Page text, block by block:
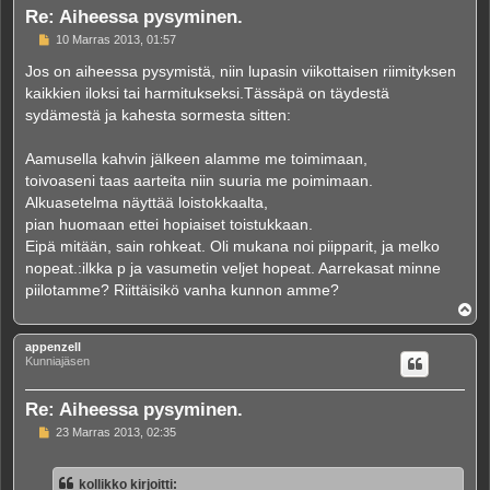
Re: Aiheessa pysyminen.
V
e
t
i
10 Marras 2013, 01:57
Jos on aiheessa pysymistä, niin lupasin viikottaisen riimityksen
kaikkien iloksi tai harmitukseksi.Tässäpä on täydestä
sydämestä ja kahesta sormesta sitten:
Aamusella kahvin jälkeen alamme me toimimaan,
toivoaseni taas aarteita niin suuria me poimimaan.
Alkuasetelma näyttää loistokkaalta,
pian huomaan ettei hopiaiset toistukkaan.
Eipä mitään, sain rohkeat. Oli mukana noi piipparit, ja melko
nopeat.:ilkka p ja vasumetin veljet hopeat. Aarrekasat minne
piilotamme? Riittäisikö vanha kunnon amme?
l
ö
appenzell
Kunniajäsen
Re: Aiheessa pysyminen.
V
s
23 Marras 2013, 02:35
kollikko kirjoitti: